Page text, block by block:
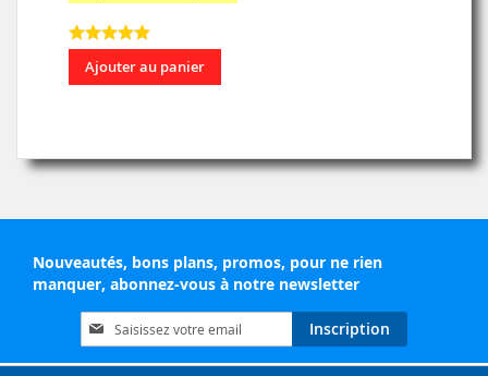
Ajouter au panier
Nouveautés, bons plans, promos, pour ne rien
manquer, abonnez-vous à notre newsletter
Inscription
à
notre
Inscription